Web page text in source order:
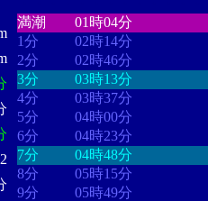
満潮
01時04分
1分
02時14分
2分
02時46分
3分
03時13分
4分
03時37分
5分
04時00分
6分
04時23分
7分
04時48分
8分
05時15分
9分
05時49分